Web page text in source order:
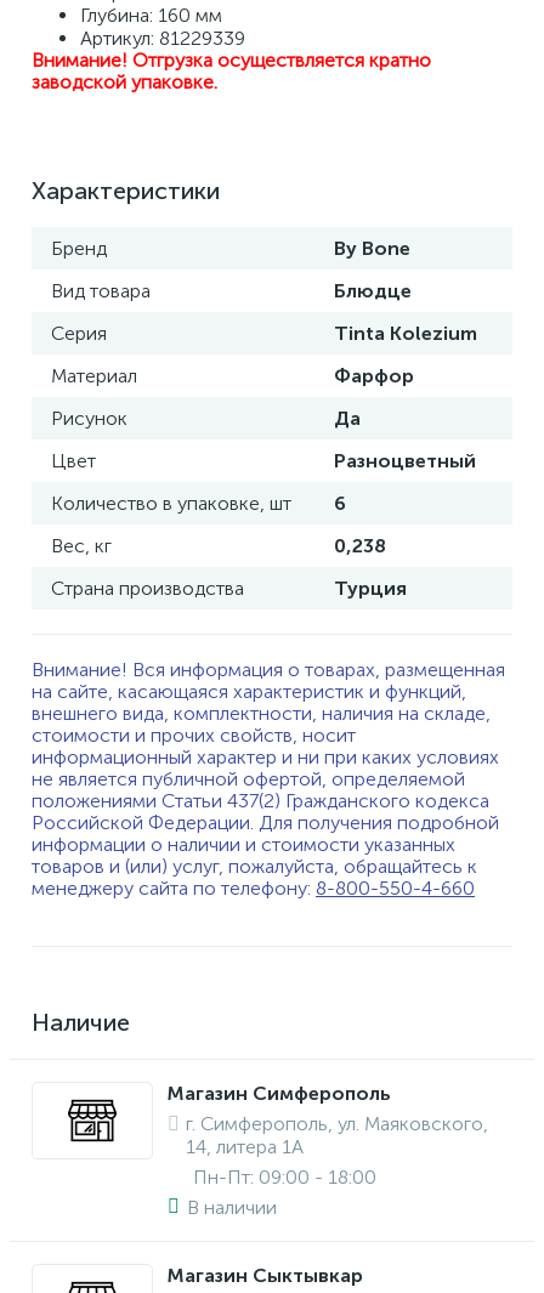
Глубина: 160 мм
Артикул: 81229339
Внимание! Отгрузка осуществляется кратно
заводской упаковке.
Характеристики
Бренд
By Bone
Вид товара
Блюдце
Серия
Tinta Kolezium
Материал
Фарфор
Рисунок
Да
Цвет
Разноцветный
Количество в упаковке, шт
6
Вес, кг
0,238
Страна производства
Турция
Внимание! Вся информация о товарах, размещенная
на сайте, касающаяся характеристик и функций,
внешнего вида, комплектности, наличия на складе,
стоимости и прочих свойств, носит
информационный характер и ни при каких условиях
не является публичной офертой, определяемой
положениями Статьи 437(2) Гражданского кодекса
Российской Федерации. Для получения подробной
информации о наличии и стоимости указанных
товаров и (или) услуг, пожалуйста, обращайтесь к
менеджеру сайта по телефону: 8-800-550-4-660
Наличие
Магазин Симферополь
г. Симферополь, ул. Маяковского,
14, литера 1А
Пн-Пт: 09:00 - 18:00
В наличии
Магазин Сыктывкар